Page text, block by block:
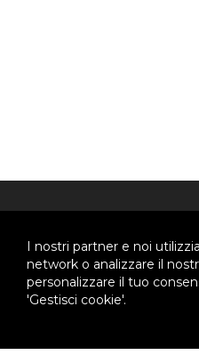
I nostri partner e noi
network o analizzare il
personalizzare il tuo
'Gestisci cookie'.
Ispettoria